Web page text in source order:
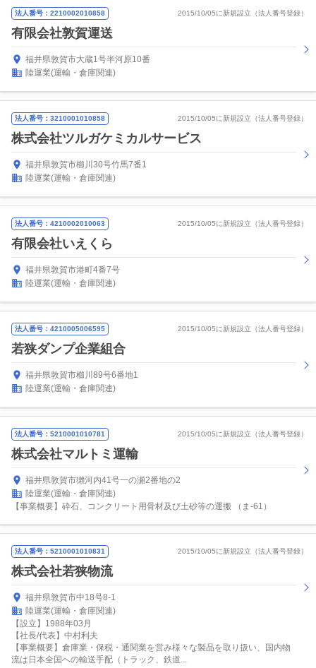
法人番号：2210002010858 2015/10/05に新規設立（法人番号登録）
有限会社敦賀運送
福井県敦賀市大蔵1号半河原10番
陸運業(運輸・倉庫関連)
法人番号：3210001010858 2015/10/05に新規設立（法人番号登録）
株式会社ツルガケミカルサービス
福井県敦賀市櫛川30号竹馬7番1
陸運業(運輸・倉庫関連)
法人番号：4210002010063 2015/10/05に新規設立（法人番号登録）
有限会社いえくら
福井県敦賀市港町4番7号
陸運業(運輸・倉庫関連)
法人番号：4210005006595 2015/10/05に新規設立（法人番号登録）
若狭ダンプ企業組合
福井県敦賀市櫛川89号6番地1
陸運業(運輸・倉庫関連)
法人番号：5210001010781 2015/10/05に新規設立（法人番号登録）
株式会社マルトミ運輸
福井県敦賀市獺河内41号一の瀬2番地の2
陸運業(運輸・倉庫関連)
【事業概要】砕石、コンクリート用骨材及び土砂等の運搬 （ま‐61）
法人番号：5210001010831 2015/10/05に新規設立（法人番号登録）
株式会社若狭物流
福井県敦賀市中18号8-1
陸運業(運輸・倉庫関連)
【設立】1988年03月
【社長/代表】中村利夫
【事業概要】倉庫業・保税・通関業を営み様々な製品を取り扱い、国内物
流は日本全国への輸送手配（トラック、鉄道...